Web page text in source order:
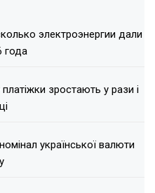
электроэнергии дали
года
зростають у рази і
української валюти